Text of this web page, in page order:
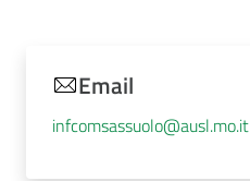
Email
infcomsassuolo@ausl.mo.it